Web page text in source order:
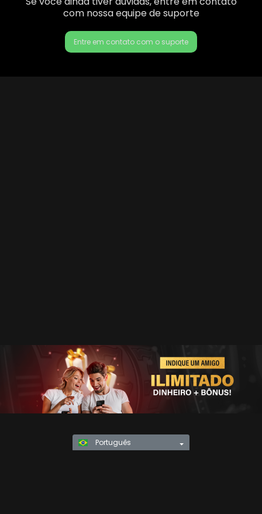
com nossa equipe de suporte
Entre em contato com o suporte
Português